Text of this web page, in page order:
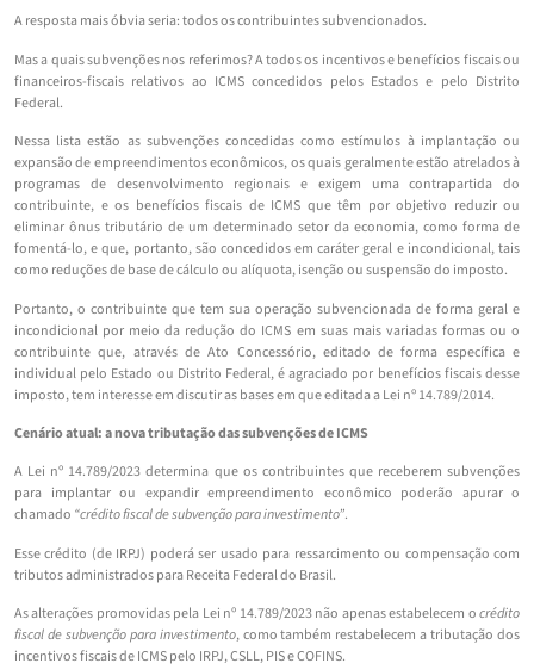
A resposta mais óbvia seria: todos os contribuintes subvencionados.
Mas a quais subvenções nos referimos? A todos os incentivos e benefícios fiscais ou
financeiros-fiscais relativos ao ICMS concedidos pelos Estados e pelo Distrito
Federal.
Nessa lista estão as subvenções concedidas como estímulos à implantação ou
expansão de empreendimentos econômicos, os quais geralmente estão atrelados à
programas de desenvolvimento regionais e exigem uma contrapartida do
contribuinte, e os benefícios fiscais de ICMS que têm por objetivo reduzir ou
eliminar ônus tributário de um determinado setor da economia, como forma de
fomentá-lo, e que, portanto, são concedidos em caráter geral e incondicional, tais
como reduções de base de cálculo ou alíquota, isenção ou suspensão do imposto.
Portanto, o contribuinte que tem sua operação subvencionada de forma geral e
incondicional por meio da redução do ICMS em suas mais variadas formas ou o
contribuinte que, através de Ato Concessório, editado de forma específica e
individual pelo Estado ou Distrito Federal, é agraciado por benefícios fiscais desse
imposto, tem interesse em discutir as bases em que editada a Lei nº 14.789/2014.
Cenário atual: a nova tributação das subvenções de ICMS
A Lei nº 14.789/2023 determina que os contribuintes que receberem subvenções
para implantar ou expandir empreendimento econômico poderão apurar o
chamado “crédito fiscal de subvenção para investimento”.
Esse crédito (de IRPJ) poderá ser usado para ressarcimento ou compensação com
tributos administrados para Receita Federal do Brasil.
As alterações promovidas pela Lei nº 14.789/2023 não apenas estabelecem ocrédito
fiscal de subvenção para investimento, como também restabelecem a tributação dos
incentivos fiscais de ICMS pelo IRPJ, CSLL, PIS e COFINS.